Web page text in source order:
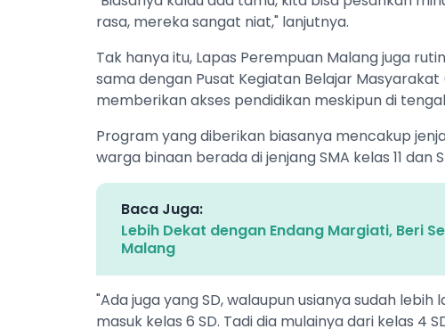
rasa, mereka sangat niat," lanjutnya.
Tak hanya itu, Lapas Perempuan Malang juga
sama dengan Pusat Kegiatan Belajar
memberikan akses pendidikan meskipun di
Program yang diberikan biasanya mencakup
warga binaan berada di jenjang SMA kelas 11 dan
Baca Juga:
Lebih Dekat dengan Endang Margiati, Beri
Malang
"Ada juga yang SD, walaupun usianya sudah
masuk kelas 6 SD. Tadi dia mulainya dari kelas 4